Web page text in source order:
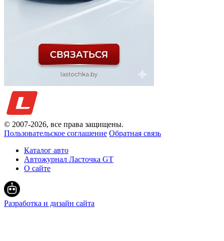
© 2007-2026, все права защищены.
Пользовательское соглашение Обратная связь
Каталог авто
Автожурнал Ласточка GT
О сайте
Разработка и дизайн сайта